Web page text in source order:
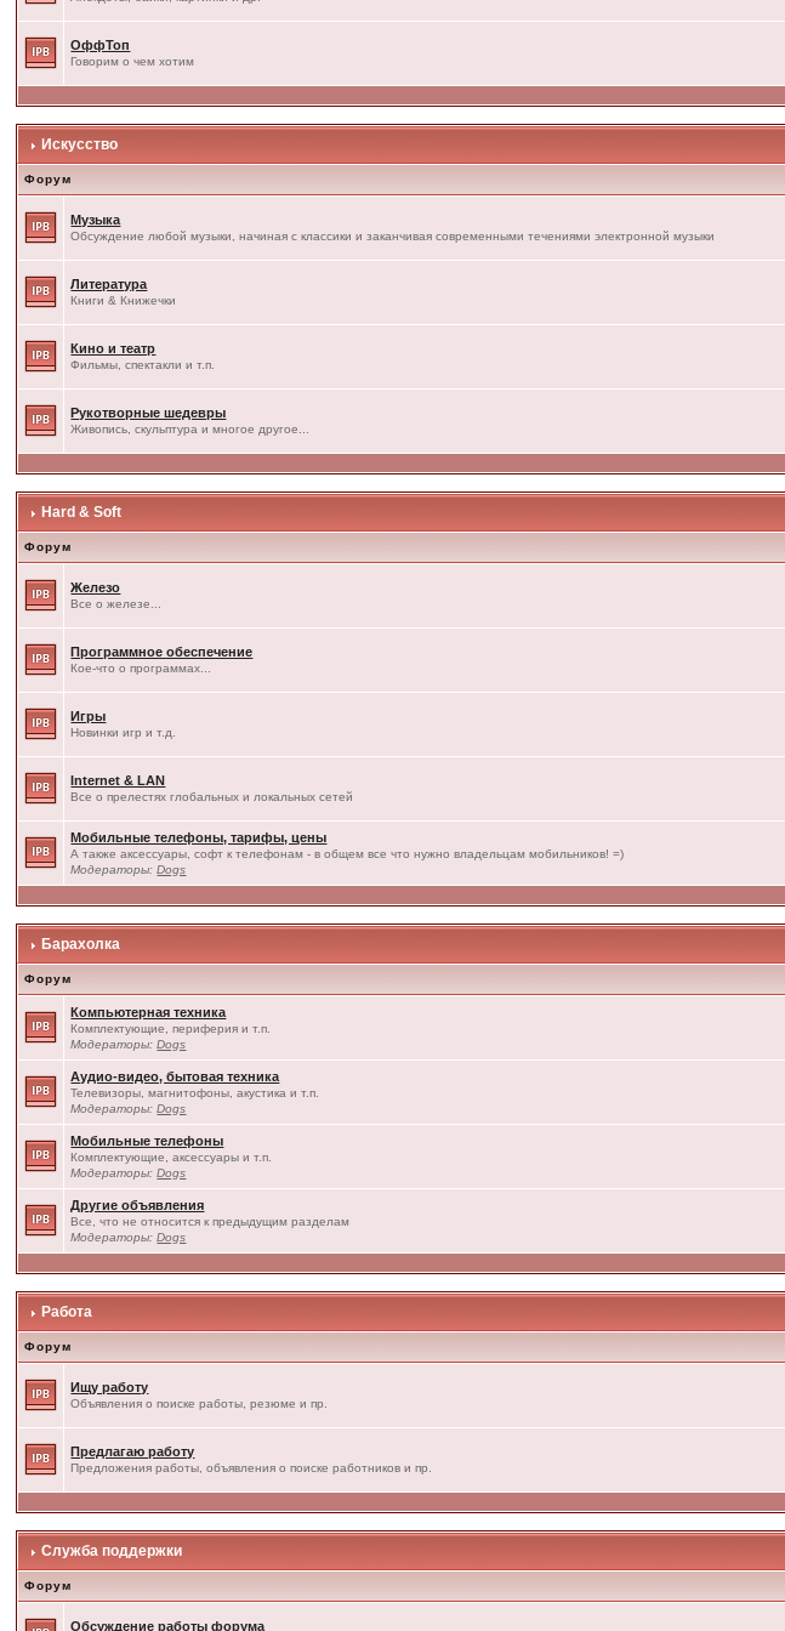
ОффТоп
Говорим о чем хотим
Искусство
Форум
Музыка
Обсуждение любой музыки, начиная с классики и заканчивая современными течениями электронной музыки
Литература
Книги & Книжечки
Кино и театр
Фильмы, спектакли и т.п.
Рукотворные шедевры
Живопись, скульптура и многое другое...
Hard & Soft
Форум
Железо
Все о железе...
Программное обеспечение
Кое-что о программах...
Игры
Новинки игр и т.д.
Internet & LAN
Все о прелестях глобальных и локальных сетей
Мобильные телефоны, тарифы, цены
А также аксессуары, софт к телефонам - в общем все что нужно владельцам мобильников! =)
Модераторы:Dogs
Барахолка
Форум
Компьютерная техника
Комплектующие, периферия и т.п.
Модераторы:Dogs
Аудио-видео, бытовая техника
Телевизоры, магнитофоны, акустика и т.п.
Модераторы:Dogs
Мобильные телефоны
Комплектующие, аксессуары и т.п.
Модераторы:Dogs
Другие объявления
Все, что не относится к предыдущим разделам
Модераторы:Dogs
Работа
Форум
Ищу работу
Объявления о поиске работы, резюме и пр.
Предлагаю работу
Предложения работы, объявления о поиске работников и пр.
Служба поддержки
Форум
Обсуждение работы форума